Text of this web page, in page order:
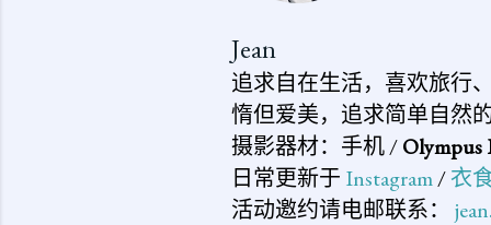
Jean
追求自在生活，喜欢旅行
惰但爱美，追求简单自然
摄影器材：手机 /Olympus
日常更新于 Instagram/衣
活动邀约请电邮联系：